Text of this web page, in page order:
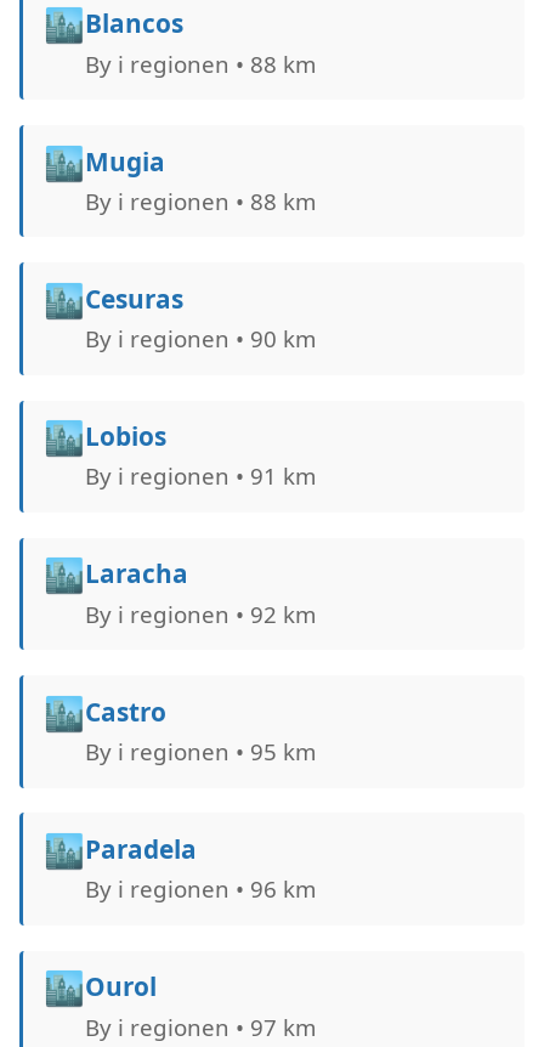
🏙️Blancos
By i regionen • 88 km
🏙️Mugia
By i regionen • 88 km
🏙️Cesuras
By i regionen • 90 km
🏙️Lobios
By i regionen • 91 km
🏙️Laracha
By i regionen • 92 km
🏙️Castro
By i regionen • 95 km
🏙️Paradela
By i regionen • 96 km
🏙️Ourol
By i regionen • 97 km